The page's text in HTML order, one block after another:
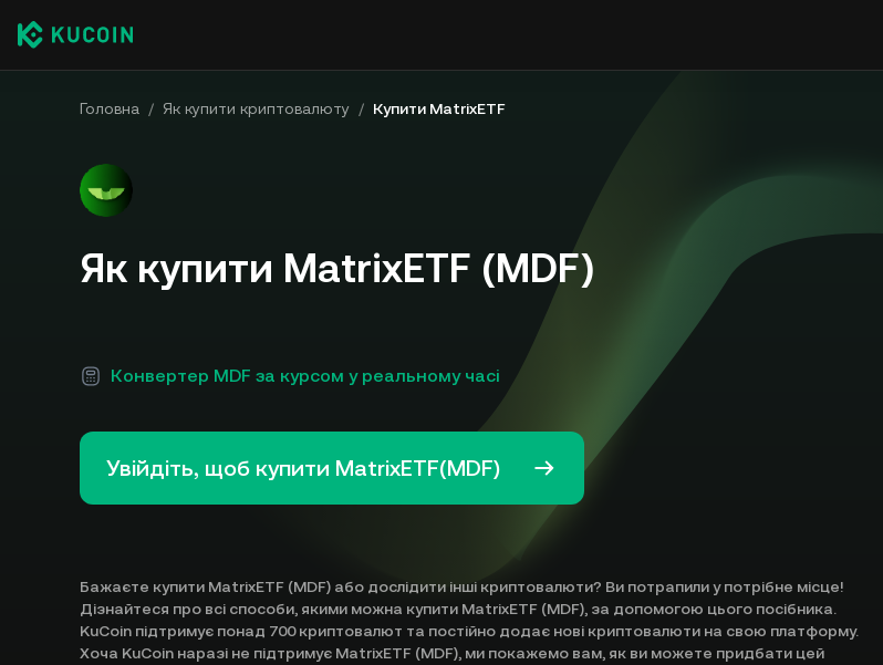
Головна / Як купити криптовалюту / Купити MatrixETF
Як купити MatrixETF (MDF)
Конвертер MDF за курсом у реальному часі
Увійдіть, щоб купити MatrixETF(MDF)
Бажаєте купити MatrixETF (MDF) або дослідити інші криптовалюти? Ви потрапили у потрібне місце!
Дізнайтеся про всі способи, якими можна купити MatrixETF (MDF), за допомогою цього посібника.
KuCoin підтримує понад 700 криптовалют та постійно додає нові криптовалюти на свою платформу.
Хоча KuCoin наразі не підтримує MatrixETF (MDF), ми покажемо вам, як ви можете придбати цей